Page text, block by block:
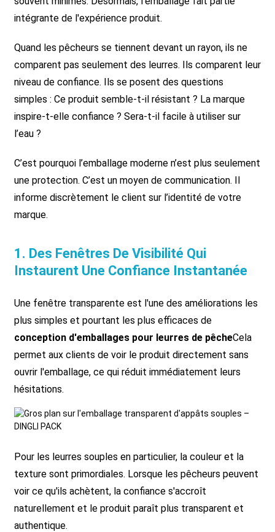
intégrante de l'expérience produit.
Quand les pêcheurs se tiennent devant un rayon, ils ne
comparent pas seulement des leurres. Ils comparent leur
niveau de confiance. Ils se posent des questions
simples : Ce produit semble-t-il résistant ? La marque
inspire-t-elle confiance ? Sera-t-il facile à utiliser sur
l’eau ?
C’est pourquoi l’emballage moderne n’est plus seulement
une protection. C’est un moyen de communication. Il
informe discrètement le client sur l’identité de votre
marque.
1. Des Fenêtres De Visibilité Qui
Instaurent Une Confiance Instantanée
Une fenêtre transparente est l'une des améliorations les
plus simples et pourtant les plus efficaces de
conception d'emballages pour leurres de pêcheCela
permet aux clients de voir le produit directement sans
ouvrir l'emballage, ce qui réduit immédiatement leurs
hésitations.
Pour les leurres souples en particulier, la couleur et la
texture sont primordiales. Lorsque les pêcheurs peuvent
voir ce qu'ils achètent, la confiance s'accroît
naturellement et le produit paraît plus transparent et
authentique.